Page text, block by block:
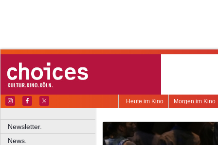
Morgen im Kino
Heute im Kino
Newsletter.
News.